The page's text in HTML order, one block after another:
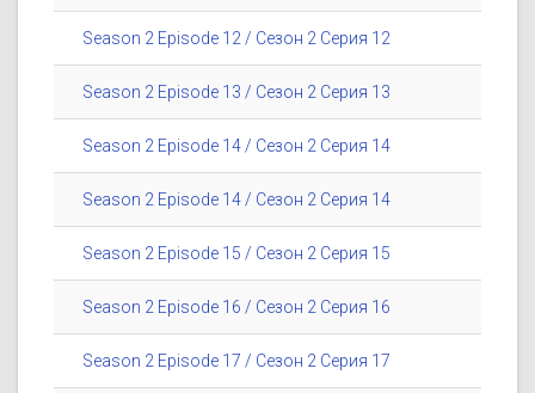
Season 2 Episode 12 / Сезон 2 Серия 12
Season 2 Episode 13 / Сезон 2 Серия 13
Season 2 Episode 14 / Сезон 2 Серия 14
Season 2 Episode 14 / Сезон 2 Серия 14
Season 2 Episode 15 / Сезон 2 Серия 15
Season 2 Episode 16 / Сезон 2 Серия 16
Season 2 Episode 17 / Сезон 2 Серия 17